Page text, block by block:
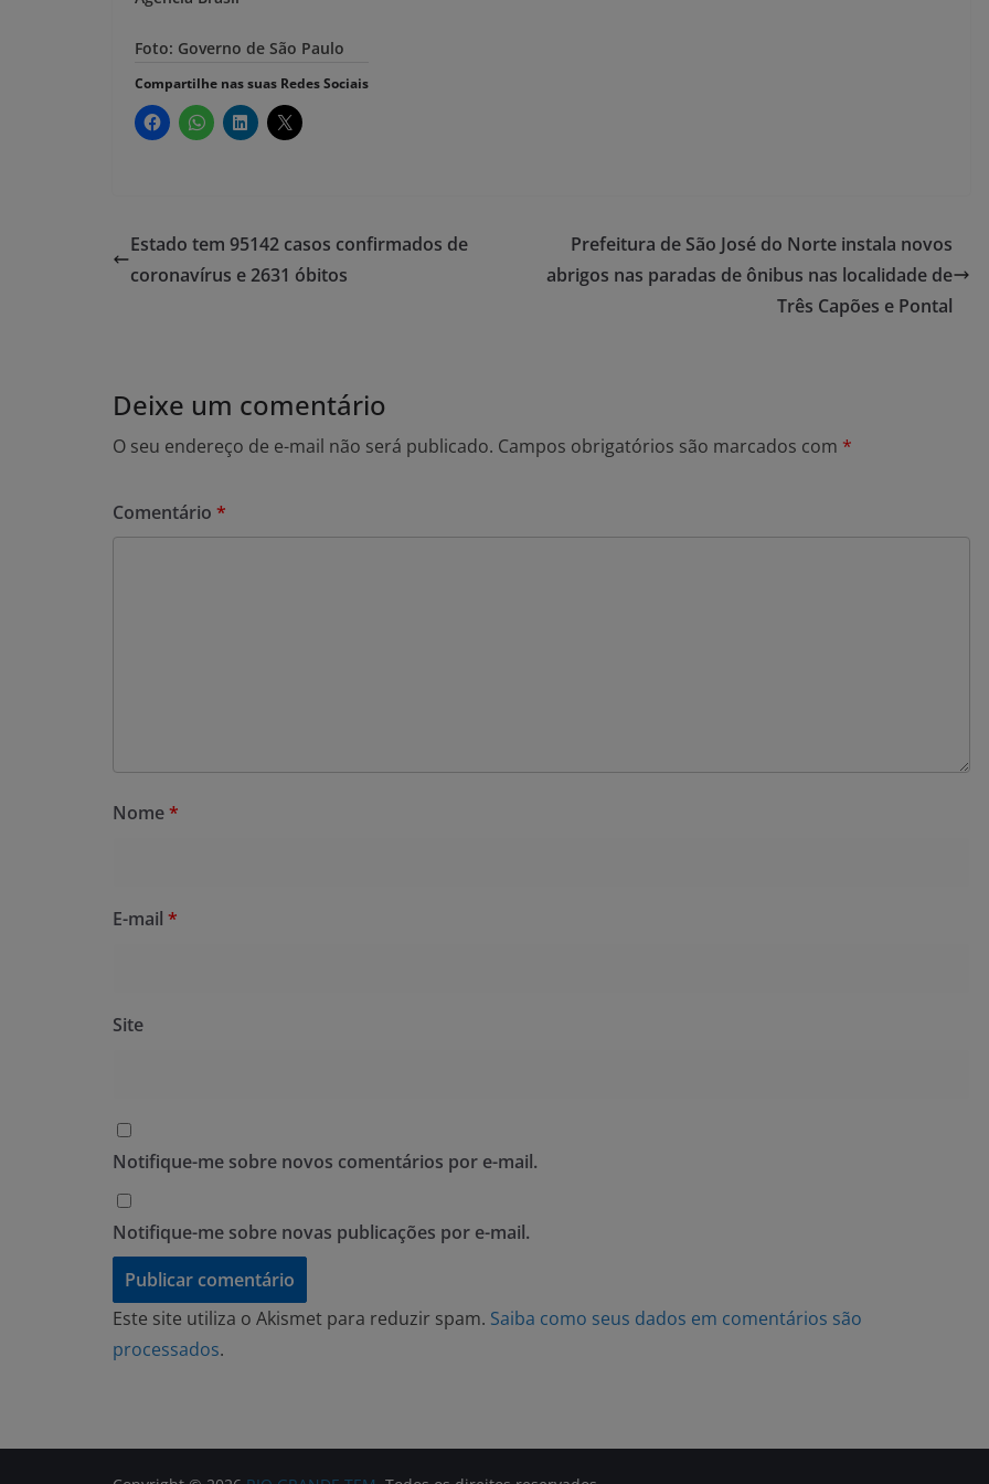
Foto: Governo de São Paulo
Compartilhe nas suas Redes Sociais
Estado tem 95142 casos confirmados de
coronavírus e 2631 óbitos
Prefeitura de São José do Norte instala novos
abrigos nas paradas de ônibus nas localidade de
Três Capões e Pontal
Deixe um comentário
O seu endereço de e-mail não será publicado. Campos obrigatórios são marcados com *
Comentário *
Nome*
E-mail *
Site
Notifique-me sobre novos comentários por e-mail.
Notifique-me sobre novas publicações por e-mail.
Este site utiliza o Akismet para reduzir spam. Saiba como seus dados em comentários são
processados.